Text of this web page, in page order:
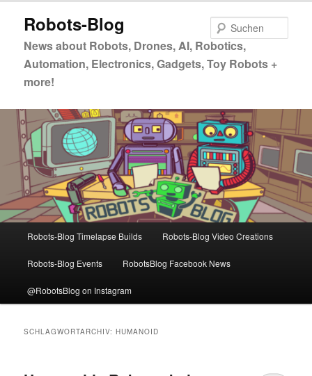
primären
springen
sekundären
springen
Robots-Blog
News about Robots, Drones, AI, Robotics,
Automation, Electronics, Gadgets, Toy Robots +
more!
Robots-Blog Timelapse Builds Robots-Blog Video Creations
Robots-Blog Events RobotsBlog Facebook News
@RobotsBlog on Instagram
SCHLAGWORTARCHIV:HUMANOID